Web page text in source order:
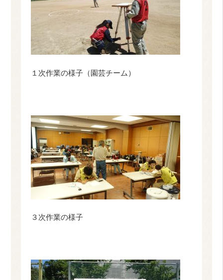
１次作業の様子（園芸チーム）
３次作業の様子